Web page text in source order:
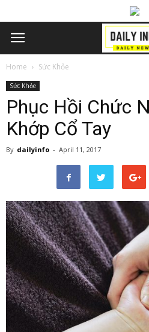
Home Sức Khỏe
Sức Khỏe
Phục Hồi Chức
Khớp Cổ Tay
By dailyinfo - April 11, 2017